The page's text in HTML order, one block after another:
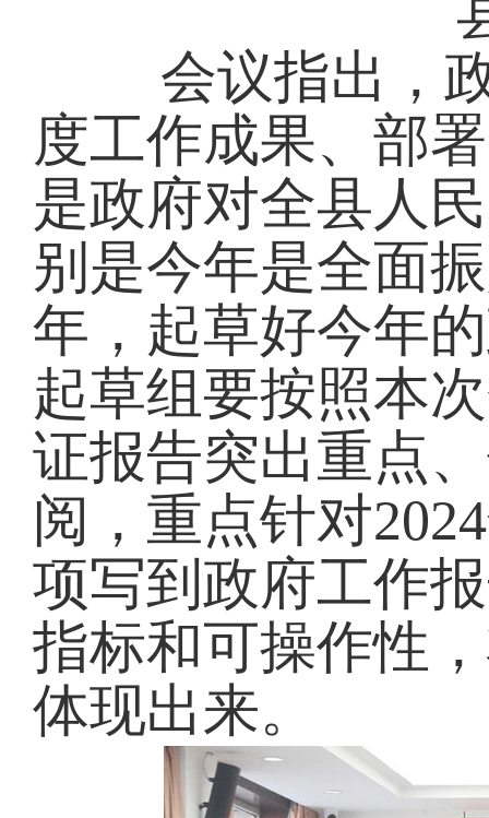
会议指出，政
度工作成果、部
是政府对全县人
别是今年是全面
年，起草好今年
起草组要按照本
证报告突出重点
阅，重点针对
项写到政府工作
指标和可操作性
体现出来。